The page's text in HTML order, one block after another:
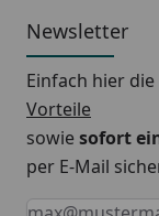
Newsletter
Einfach hier
Vorteile
sowiesofort
per E-Mail
Keine Eingabe
Eingabe
E-Mail *